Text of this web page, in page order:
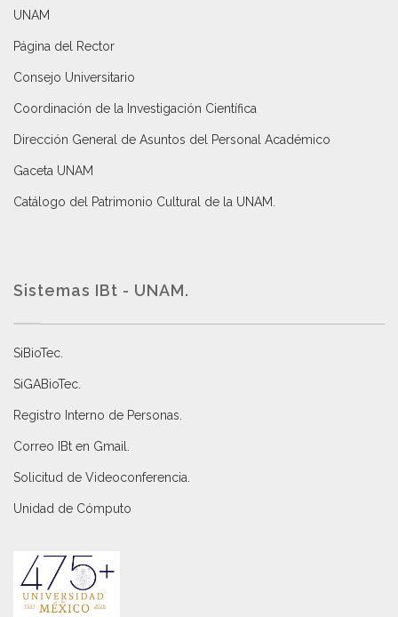
UNAM
Página del Rector
Consejo Universitario
Coordinación de la Investigación Científica
Dirección General de Asuntos del Personal Académico
Gaceta UNAM
Catálogo del Patrimonio Cultural de la UNAM.
Sistemas IBt - UNAM.
SiBioTec
SiGABioTec.
Registro Interno de Personas
Correo IBt en Gmail
Solicitud de Videoconferencia.
Unidad de Cómputo